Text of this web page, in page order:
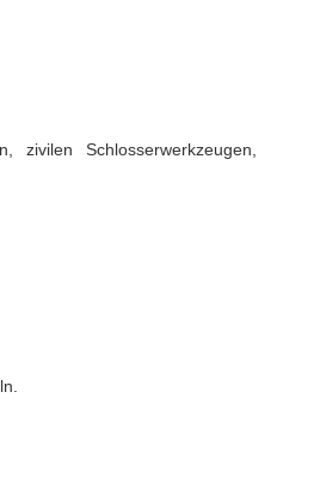
Schlosserwerkzeugen,